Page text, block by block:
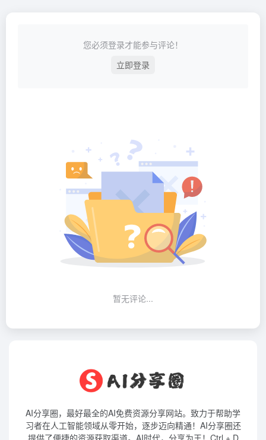
您必须登录才能参与评论！
立即登录
暂无评论...
AI分享圈，最好最全的AI免费资源分享网站。致力于帮助学
习者在人工智能领域从零开始，逐步迈向精通！AI分享圈还
提供了便捷的资源获取渠道。AI时代，分享为王！Ctrl + D